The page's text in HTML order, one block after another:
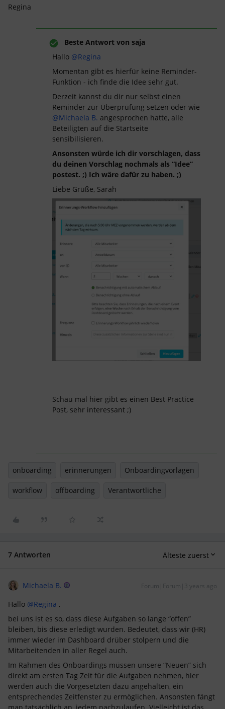
Regina
Beste Antwort von saja
Hallo @Regina
Momentan gibt es hierfür keine Reminder-
Funktion - ich finde die Idee sehr gut.
Derzeit kannst du dir nur selbst einen
Reminder zur Überprüfung setzen oder wie
@Michaela B. angesprochen hatte, alle
Beteiligten auf die Startseite
sensibilisieren.
Ansonsten würde ich dir vorschlagen, dass
du deinen Vorschlag nochmals als “Idee”
postest. ;) Ich wäre dafür zu haben. ;)
Liebe Grüße, Sarah
Schau mal hier gibt es einen Best Practice
Post, sehr interessant ;)
onboarding erinnerungen Onboardingvorlagen
workflow offboarding Verantwortliche
7 Antworten Älteste zuerst
Michaela B. Forum|Forum|3 years ago
Hallo @Regina ,
bei uns ist es so, dass diese Aufgaben so lange “offen”
bleiben, bis diese erledigt wurden. Bedeutet, dass wir (HR)
immer wieder im Dashboard drüber stolpern und die
Mitarbeitenden in aller Regel auch.
Im Rahmen des Onboardings müssen unsere “Neuen” sich
direkt am ersten Tag Zeit für die Aufgaben nehmen, hier
werden auch die Vorgesetzten dazu angehalten, ein
entsprechendes Zeitfenster zu ermöglichen. Ansonsten fängt